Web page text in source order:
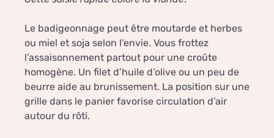
Le badigeonnage peut être moutarde et herbes
ou miel et soja selon l’envie. Vous frottez
l’assaisonnement partout pour une croûte
homogène. Un filet d’huile d’olive ou un peu de
beurre aide au brunissement. La position sur une
grille dans le panier favorise circulation d’air
autour du rôti.